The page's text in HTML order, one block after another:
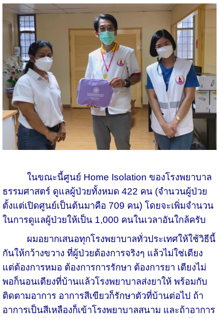
ในขณะนี้ศูนย์ Home Isolation ของโรงพยาบาล
ธรรมศาสตร์ ดูแลผู้ป่วยทั้งหมด 422 คน (จำนวนผู้ป่วย
ตั้งแต่เปิดศูนย์เป็นต้นมาคือ 709 คน) โดยจะเพิ่มจำนวน
ในการดูแลผู้ป่วยให้เป็น 1,000 คนในเวลาอันใกล้ครับ
ผมอยากเสนอทุกโรงพยาบาลทั่วประเทศให้ใช้วิธีนี้
กันให้กว้างขวาง ที่ผู้ป่วยต้องการจริงๆ แล้วไม่ใช่เตียง
แต่ต้องการหมอ ต้องการการรักษา ต้องการยา เตียงไม่
พอก็นอนเตียงที่บ้านแล้วโรงพยาบาลส่งยาให้ พร้อมกับ
ติดตามอาการ อาการสีเขียวก็รักษาตัวที่บ้านต่อไป ถ้า
อาการเป็นสีเหลืองก็เข้าโรงพยาบาลสนาม และถ้าอาการ